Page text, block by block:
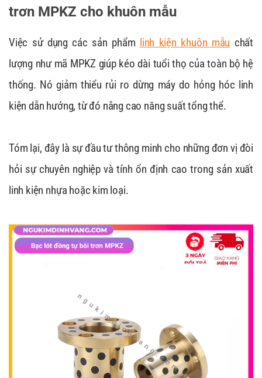
trơn MPKZ cho khuôn mẫu
Việc sử dụng các sản phẩm linh kiện khuôn mẫu chất
lượng như mã MPKZ giúp kéo dài tuổi thọ của toàn bộ hệ
thống. Nó giảm thiểu rủi ro dừng máy do hỏng hóc linh
kiện dẫn hướng, từ đó nâng cao năng suất tổng thể.
Tóm lại, đây là sự đầu tư thông minh cho những đơn vị đòi
hỏi sự chuyên nghiệp và tính ổn định cao trong sản xuất
linh kiện nhựa hoặc kim loại.